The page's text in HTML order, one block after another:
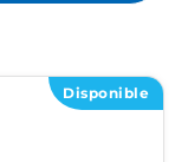
Disponible